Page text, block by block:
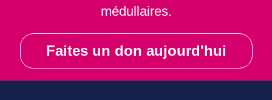
médullaires.
Faites un don aujourd'hui